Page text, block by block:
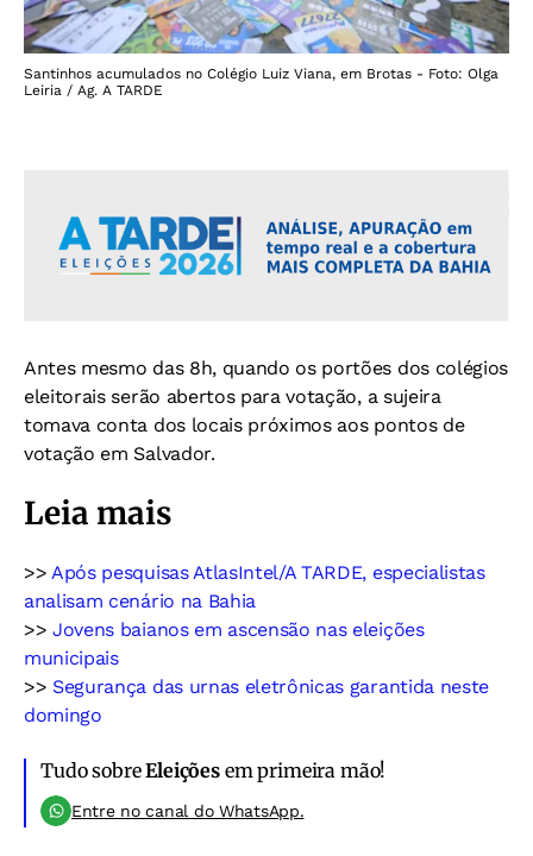
Santinhos acumulados no Colégio Luiz Viana, em Brotas - Foto: Olga
Leiria / Ag. A TARDE
Antes mesmo das 8h, quando os portões dos colégios
eleitorais serão abertos para votação, a sujeira
tomava conta dos locais próximos aos pontos de
votação em Salvador.
Leia mais
>>Após pesquisas AtlasIntel/A TARDE, especialistas
analisam cenário na Bahia
>>Jovens baianos em ascensão nas eleições
municipais
>> Segurança das urnas eletrônicas garantida neste
domingo
Tudo sobreEleiçõesem primeira mão!
Entre no canal do WhatsApp.